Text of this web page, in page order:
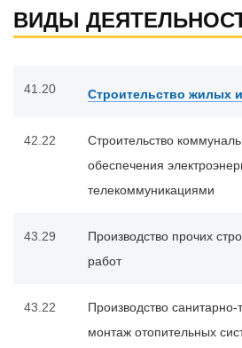
ВИДЫ
41.20 Строительство жилых
42.22
Строительство
обеспечения
телекоммуникациями
43.29
Производство прочих
работ
43.22
Производство санитарно-
монтаж отопительных